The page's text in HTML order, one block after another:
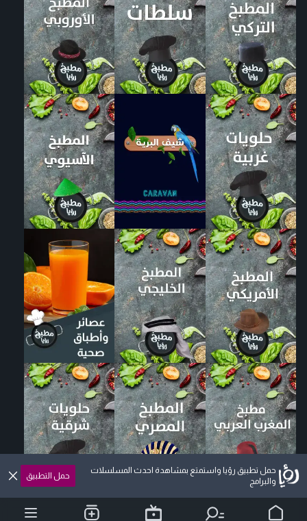
حمل تطبيق رؤيا واستمتع بمشاهدة احدث المسلسلات
والبرامج
حمل التطبيق